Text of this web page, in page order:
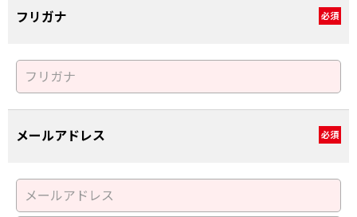
フリガナ 必須
メールアドレス 必須